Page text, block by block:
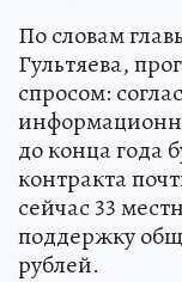
По словам
Гультяева,
спросом:
до конца года
контракта
сейчас 33
поддержку
рублей.